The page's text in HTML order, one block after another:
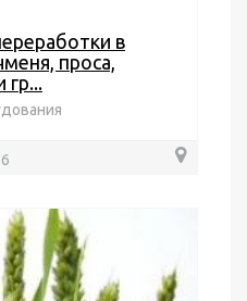
в
проса,
гр...